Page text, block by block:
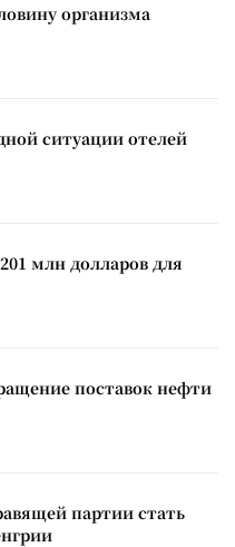
организма
ситуации отелей
млн долларов для
поставок нефти
партии стать